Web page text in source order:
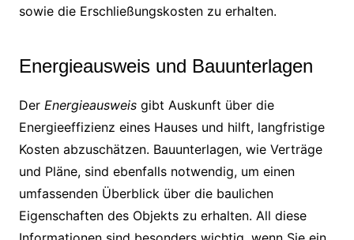
sowie die Erschließungskosten zu erhalten.
Energieausweis und Bauunterlagen
Der Energieausweisgibt Auskunft über die
Energieeffizienz eines Hauses und hilft, langfristige
Kosten abzuschätzen. Bauunterlagen, wie Verträge
und Pläne, sind ebenfalls notwendig, um einen
umfassenden Überblick über die baulichen
Eigenschaften des Objekts zu erhalten. All diese